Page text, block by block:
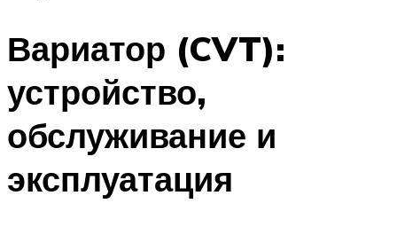
Вариатор (CVT):
устройство,
обслуживание и
эксплуатация